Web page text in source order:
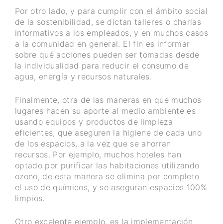
Por otro lado, y para cumplir con el ámbito social
de la sostenibilidad, se dictan talleres o charlas
informativos a los empleados, y en muchos casos
a la comunidad en general. El fin es informar
sobre qué acciones pueden ser tomadas desde
la individualidad para reducir el consumo de
agua, energía y recursos naturales.
Finalmente, otra de las maneras en que muchos
lugares hacen su aporte al medio ambiente es
usando equipos y productos de limpieza
eficientes, que aseguren la higiene de cada uno
de los espacios, a la vez que se ahorran
recursos. Por ejemplo, muchos hoteles han
optado por purificar las habitaciones utilizando
ozono, de esta manera se elimina por completo
el uso de químicos, y se aseguran espacios 100%
limpios.
Otro excelente ejemplo, es la implementación